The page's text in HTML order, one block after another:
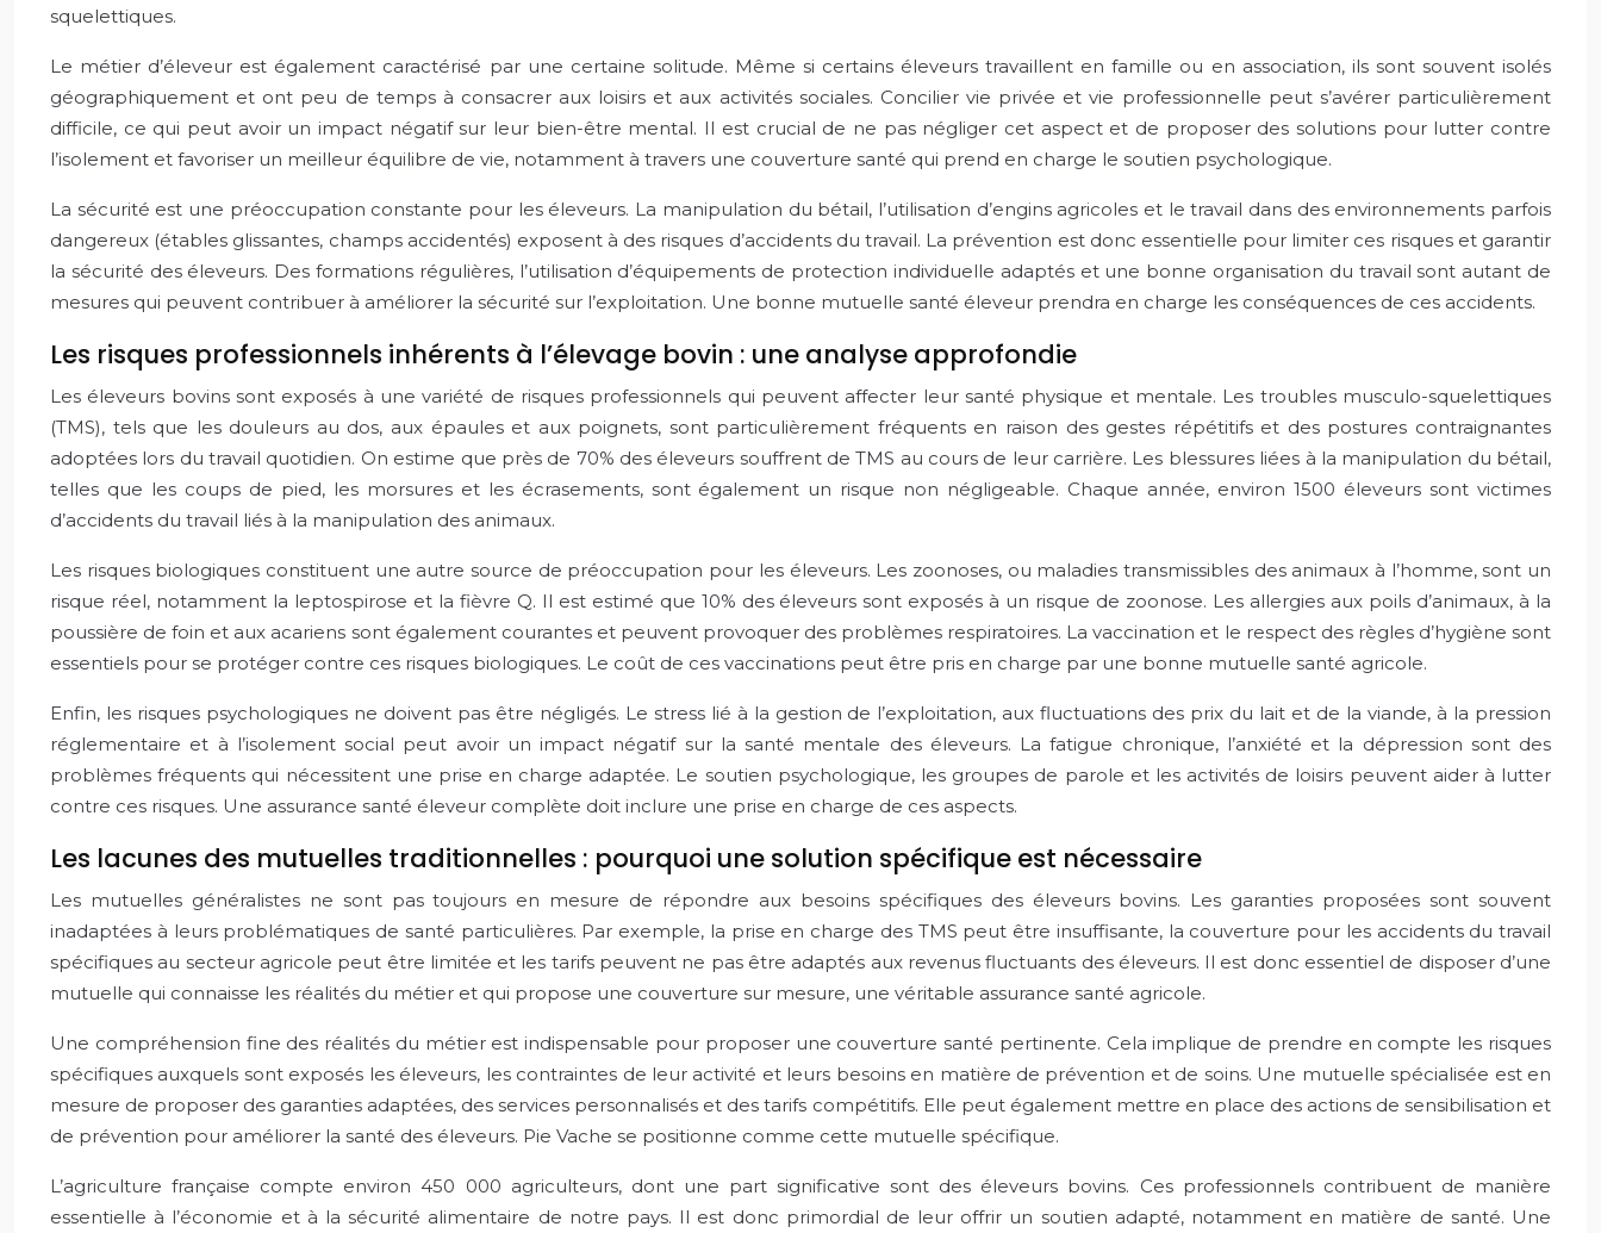
squelettiques.
Le métier d’éleveur est également caractérisé par une certaine solitude. Même si certains éleveurs travaillent en famille ou en association, ils sont souvent isolés
géographiquement et ont peu de temps à consacrer aux loisirs et aux activités sociales. Concilier vie privée et vie professionnelle peut s’avérer particulièrement
difficile, ce qui peut avoir un impact négatif sur leur bien-être mental. Il est crucial de ne pas négliger cet aspect et de proposer des solutions pour lutter contre
l’isolement et favoriser un meilleur équilibre de vie, notamment à travers une couverture santé qui prend en charge le soutien psychologique.
La sécurité est une préoccupation constante pour les éleveurs. La manipulation du bétail, l’utilisation d’engins agricoles et le travail dans des environnements parfois
dangereux (étables glissantes, champs accidentés) exposent à des risques d’accidents du travail. La prévention est donc essentielle pour limiter ces risques et garantir
la sécurité des éleveurs. Des formations régulières, l’utilisation d’équipements de protection individuelle adaptés et une bonne organisation du travail sont autant de
mesures qui peuvent contribuer à améliorer la sécurité sur l’exploitation. Une bonne mutuelle santé éleveur prendra en charge les conséquences de ces accidents.
Les risques professionnels inhérents à l’élevage bovin : une analyse approfondie
Les éleveurs bovins sont exposés à une variété de risques professionnels qui peuvent affecter leur santé physique et mentale. Les troubles musculo-squelettiques
(TMS), tels que les douleurs au dos, aux épaules et aux poignets, sont particulièrement fréquents en raison des gestes répétitifs et des postures contraignantes
adoptées lors du travail quotidien. On estime que près de 70% des éleveurs souffrent de TMS au cours de leur carrière. Les blessures liées à la manipulation du bétail,
telles que les coups de pied, les morsures et les écrasements, sont également un risque non négligeable. Chaque année, environ 1500 éleveurs sont victimes
d’accidents du travail liés à la manipulation des animaux.
Les risques biologiques constituent une autre source de préoccupation pour les éleveurs. Les zoonoses, ou maladies transmissibles des animaux à l’homme, sont un
risque réel, notamment la leptospirose et la fièvre Q. Il est estimé que 10% des éleveurs sont exposés à un risque de zoonose. Les allergies aux poils d’animaux, à la
poussière de foin et aux acariens sont également courantes et peuvent provoquer des problèmes respiratoires. La vaccination et le respect des règles d’hygiène sont
essentiels pour se protéger contre ces risques biologiques. Le coût de ces vaccinations peut être pris en charge par une bonne mutuelle santé agricole.
Enfin, les risques psychologiques ne doivent pas être négligés. Le stress lié à la gestion de l’exploitation, aux fluctuations des prix du lait et de la viande, à la pression
réglementaire et à l’isolement social peut avoir un impact négatif sur la santé mentale des éleveurs. La fatigue chronique, l’anxiété et la dépression sont des
problèmes fréquents qui nécessitent une prise en charge adaptée. Le soutien psychologique, les groupes de parole et les activités de loisirs peuvent aider à lutter
contre ces risques. Une assurance santé éleveur complète doit inclure une prise en charge de ces aspects.
Les lacunes des mutuelles traditionnelles : pourquoi une solution spécifique est nécessaire
Les mutuelles généralistes ne sont pas toujours en mesure de répondre aux besoins spécifiques des éleveurs bovins. Les garanties proposées sont souvent
inadaptées à leurs problématiques de santé particulières. Par exemple, la prise en charge des TMS peut être insuffisante, la couverture pour les accidents du travail
spécifiques au secteur agricole peut être limitée et les tarifs peuvent ne pas être adaptés aux revenus fluctuants des éleveurs. Il est donc essentiel de disposer d’une
mutuelle qui connaisse les réalités du métier et qui propose une couverture sur mesure, une véritable assurance santé agricole.
Une compréhension fine des réalités du métier est indispensable pour proposer une couverture santé pertinente. Cela implique de prendre en compte les risques
spécifiques auxquels sont exposés les éleveurs, les contraintes de leur activité et leurs besoins en matière de prévention et de soins. Une mutuelle spécialisée est en
mesure de proposer des garanties adaptées, des services personnalisés et des tarifs compétitifs. Elle peut également mettre en place des actions de sensibilisation et
de prévention pour améliorer la santé des éleveurs. Pie Vache se positionne comme cette mutuelle spécifique.
L’agriculture française compte environ 450 000 agriculteurs, dont une part significative sont des éleveurs bovins. Ces professionnels contribuent de manière
essentielle à l’économie et à la sécurité alimentaire de notre pays. Il est donc primordial de leur offrir un soutien adapté, notamment en matière de santé. Une